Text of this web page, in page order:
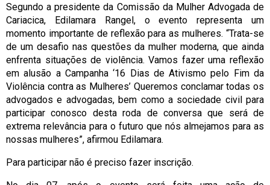
Segundo a presidente da Comissão da Mulher Advogada de
Cariacica, Edilamara Rangel, o evento representa um
momento importante de reflexão para as mulheres. “Trata-se
de um desafio nas questões da mulher moderna, que ainda
enfrenta situações de violência. Vamos fazer uma reflexão
em alusão a Campanha ‘16 Dias de Ativismo pelo Fim da
Violência contra as Mulheres’ Queremos conclamar todas os
advogados e advogadas, bem como a sociedade civil para
participar conosco desta roda de conversa que será de
extrema relevância para o futuro que nós almejamos para as
nossas mulheres”, afirmou Edilamara.
Para participar não é preciso fazer inscrição.